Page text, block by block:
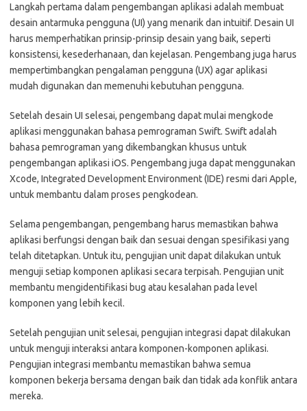
Langkah pertama dalam pengembangan aplikasi adalah membuat
desain antarmuka pengguna (UI) yang menarik dan intuitif. Desain UI
harus memperhatikan prinsip-prinsip desain yang baik, seperti
konsistensi, kesederhanaan, dan kejelasan. Pengembang juga harus
mempertimbangkan pengalaman pengguna (UX) agar aplikasi
mudah digunakan dan memenuhi kebutuhan pengguna.
Setelah desain UI selesai, pengembang dapat mulai mengkode
aplikasi menggunakan bahasa pemrograman Swift. Swift adalah
bahasa pemrograman yang dikembangkan khusus untuk
pengembangan aplikasi iOS. Pengembang juga dapat menggunakan
Xcode, Integrated Development Environment (IDE) resmi dari Apple,
untuk membantu dalam proses pengkodean.
Selama pengembangan, pengembang harus memastikan bahwa
aplikasi berfungsi dengan baik dan sesuai dengan spesifikasi yang
telah ditetapkan. Untuk itu, pengujian unit dapat dilakukan untuk
menguji setiap komponen aplikasi secara terpisah. Pengujian unit
membantu mengidentifikasi bug atau kesalahan pada level
komponen yang lebih kecil.
Setelah pengujian unit selesai, pengujian integrasi dapat dilakukan
untuk menguji interaksi antara komponen-komponen aplikasi.
Pengujian integrasi membantu memastikan bahwa semua
komponen bekerja bersama dengan baik dan tidak ada konflik antara
mereka.